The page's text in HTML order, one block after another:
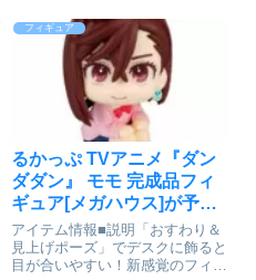
弾として、ヒロインの七罪が1/7
スケール塗装済完成品フィギュア
となって登場!変身能力を生かし
て大人の女性の姿で現れ、緑...
フィギュア
るかっぷ TVアニメ『ダン
ダダン』 モモ 完成品フィ
ギュア[メガハウス]が予約
受付開始
アイテム情報■説明「おすわり＆
見上げポーズ」でデスクに飾ると
目が合いやすい！新感覚のフィギ